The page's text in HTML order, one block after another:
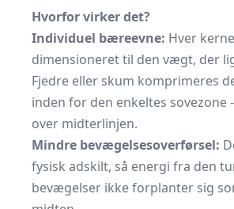
Hvorfor virker det?
Individuel bæreevne: Hver
dimensioneret til den vægt, der
Fjedre eller skum komprimeres
inden for den enkeltes sovezone
over midterlinjen.
Mindre bevægelsesoverførsel:
fysisk adskilt, så energi fra den
bevægelser ikke forplanter sig